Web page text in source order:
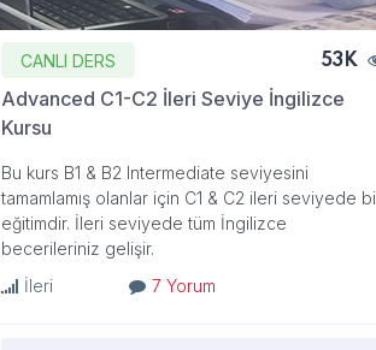
CANLI DERS 53K
Advanced C1-C2 İleri Seviye İngilizce
Kursu
Bu kurs B1 & B2 Intermediate seviyesini
tamamlamış olanlar için C1 & C2 ileri seviyede
eğitimdir. İleri seviyede tüm İngilizce
becerileriniz gelişir.
İleri
7 Yorum